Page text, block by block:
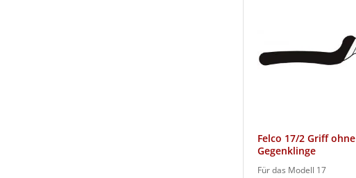
Felco 17/2 Griff ohne
Gegenklinge
Für das Modell 17